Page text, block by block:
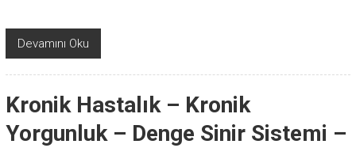
Devamını Oku
Kronik Hastalık – Kronik
Yorgunluk – Denge Sinir Sistemi –